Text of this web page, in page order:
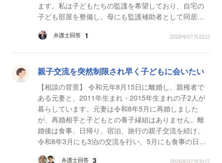
ます。私は子どもたちの監護を希望しており、自宅の
子ども部屋を整備し、母にも監護補助者として同居し
整え...弁護士回答 1 2026年07月22日
親子交流を突然制限され早く子どもに会いたい
【相談の背景】 令和元年8月15日に離婚し、親権者で
ある元妻と、2011年生まれ・2015年生まれの子2人が
暮らしています。元妻は令和8年5月に再婚しました
が、再婚相手と子どもとの養子縁組はありません。離
婚後は食事、日帰り、宿泊、旅行の親子交流を続け、
令和8年3月にも3泊の交流を行い、5月にも食事の日程
弁護士回答 3 2026年07月31日